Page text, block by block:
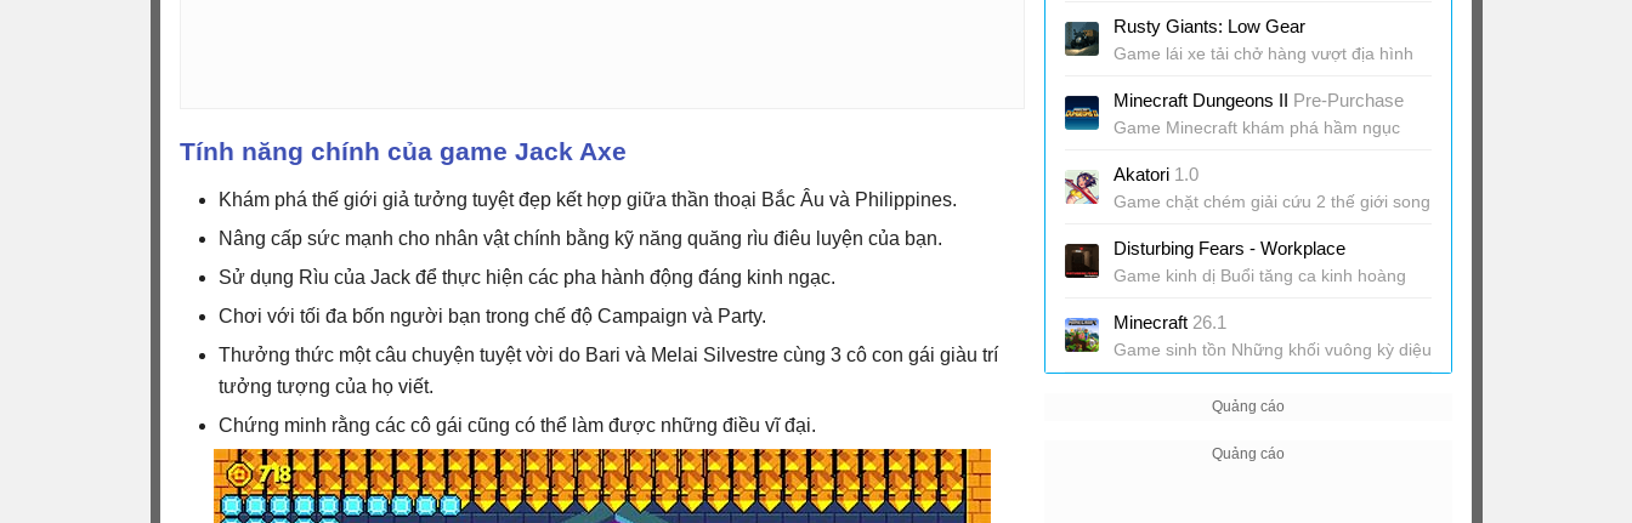
Tính năng chính của game Jack Axe
Khám phá thế giới giả tưởng tuyệt đẹp kết hợp giữa thần thoại Bắc Âu và Philippines.
Nâng cấp sức mạnh cho nhân vật chính bằng kỹ năng quăng rìu điêu luyện của bạn.
Sử dụng Rìu của Jack để thực hiện các pha hành động đáng kinh ngạc.
Chơi với tối đa bốn người bạn trong chế độ Campaign và Party.
Thưởng thức một câu chuyện tuyệt vời do Bari và Melai Silvestre cùng 3 cô con gái giàu trí
tưởng tượng của họ viết.
Chứng minh rằng các cô gái cũng có thể làm được những điều vĩ đại.
Rusty Giants: Low Gear
Game lái xe tải chở hàng vượt địa hình
Minecraft Dungeons II Pre-Purchase
Game Minecraft khám phá hầm ngục
Akatori 1.0
Game chặt chém giải cứu 2 thế giới song
Disturbing Fears - Workplace
Game kinh dị Buổi tăng ca kinh hoàng
Minecraft 26.1
Game sinh tồn Những khối vuông kỳ diệu